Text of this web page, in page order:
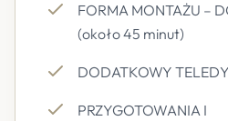
FORMA MONTAŻU –
(około 45 minut)
DODATKOWY
PRZYGOTOWANIA I